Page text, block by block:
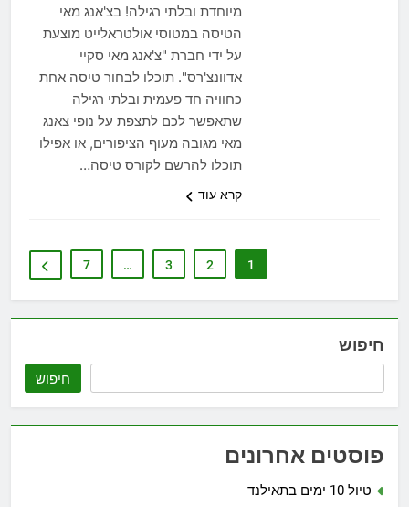
מיוחדת ובלתי רגילה! בצ'אנג מאי
הטיסה במטוסי אולטראלייט מוצעת
על ידי חברת "צ'אנג מאי סקיי
אדוונצ'רס". תוכלו לבחור טיסה אחת
כחוויה חד פעמית ובלתי רגילה
שתאפשר לכם לתצפת על נופי צאנג
מאי מגובה מעוף הציפורים, או אפילו
תוכלו להרשם לקורס טיסה…
קרא עוד
1
2
3
…
7
חיפוש
חיפוש
פוסטים אחרונים
טיול 10 ימים בתאילנד